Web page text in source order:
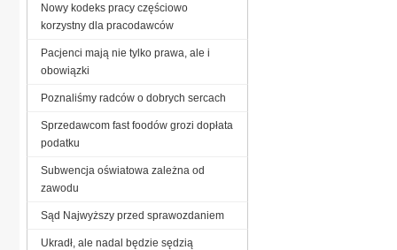
Nowy kodeks pracy częściowo
korzystny dla pracodawców
Pacjenci mają nie tylko prawa, ale i
obowiązki
Poznaliśmy radców o dobrych sercach
Sprzedawcom fast foodów grozi dopłata
podatku
Subwencja oświatowa zależna od
zawodu
Sąd Najwyższy przed sprawozdaniem
Ukradł, ale nadal będzie sędzią